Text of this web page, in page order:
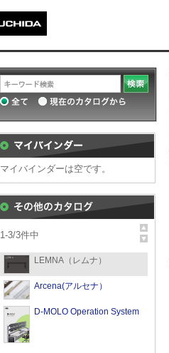
マイバインダーは空です。
1-3/3件中
LEMNA（レムナ）
Arcena(アルセナ）
D-MOLO Operation System